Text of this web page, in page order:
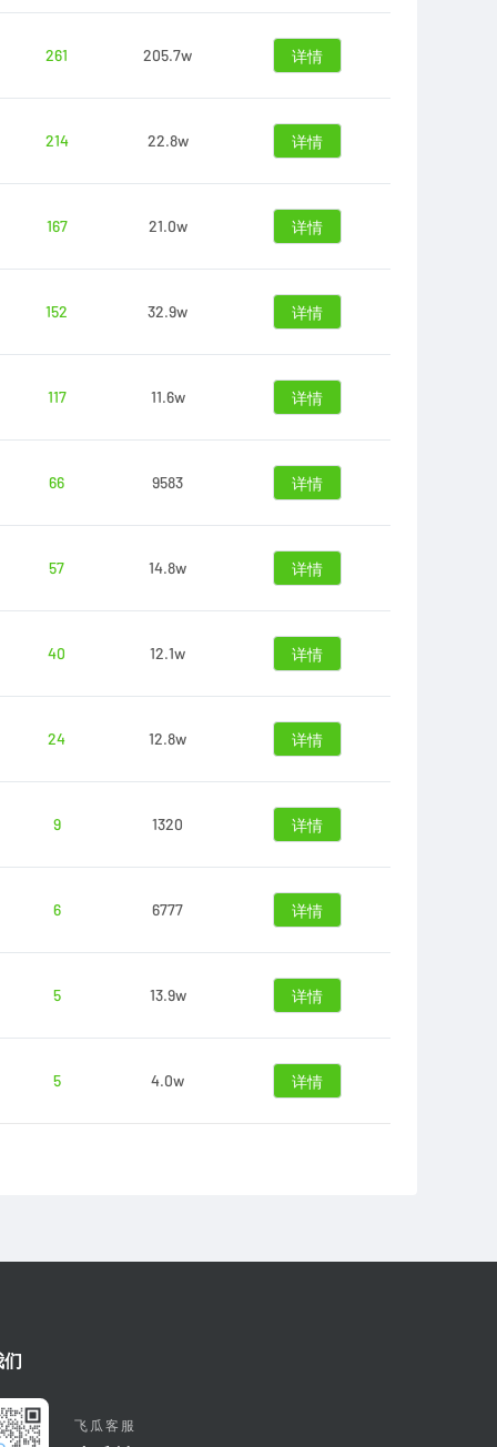
261
205.7w 详情
214
22.8w 详情
167
21.0w 详情
152
32.9w 详情
117
11.6w 详情
66
9583 详情
57
14.8w 详情
40
12.1w 详情
24
12.8w 详情
9
1320 详情
6
6777 详情
5
13.9w 详情
5
4.0w 详情
们
飞瓜客服